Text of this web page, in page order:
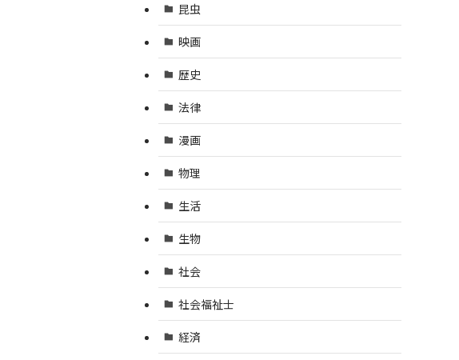
昆虫
映画
歴史
法律
漫画
物理
生活
生物
社会
社会福祉士
経済